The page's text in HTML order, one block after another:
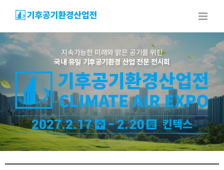
content
지속가능한 미래와 맑은 공기를 위한
국내 유일 기후공기환경 산업 전문 전시회